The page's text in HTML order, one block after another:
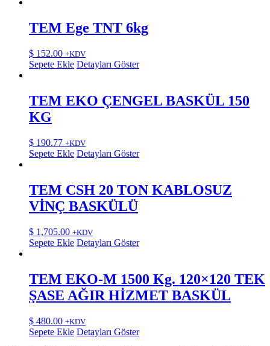
TEM Ege TNT 6kg
$ 152.00 +KDV
Sepete Ekle Detayları Göster
TEM EKO ÇENGEL BASKÜL 150
KG
$ 190.77 +KDV
Sepete Ekle Detayları Göster
TEM CSH 20 TON KABLOSUZ
VİNÇ BASKÜLÜ
$ 1,705.00 +KDV
Sepete Ekle Detayları Göster
TEM EKO-M 1500 Kg. 120×120 TEK
ŞASE AĞIR HİZMET BASKÜL
$ 480.00 +KDV
Sepete Ekle Detayları Göster